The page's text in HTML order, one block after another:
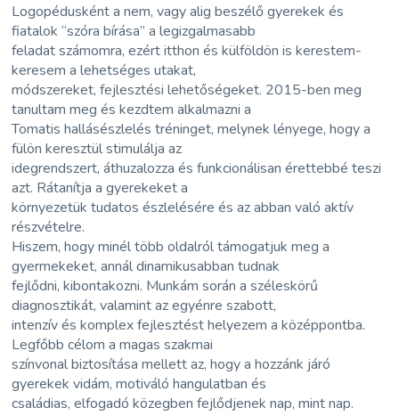
Logopédusként a nem, vagy alig beszélő gyerekek és
fiatalok “szóra bírása” a legizgalmasabb
feladat számomra, ezért itthon és külföldön is kerestem-
keresem a lehetséges utakat,
módszereket, fejlesztési lehetőségeket. 2015-ben meg
tanultam meg és kezdtem alkalmazni a
Tomatis hallásészlelés tréninget, melynek lényege, hogy a
fülön keresztül stimulálja az
idegrendszert, áthuzalozza és funkcionálisan érettebbé teszi
azt. Rátanítja a gyerekeket a
környezetük tudatos észlelésére és az abban való aktív
részvételre.
Hiszem, hogy minél több oldalról támogatjuk meg a
gyermekeket, annál dinamikusabban tudnak
fejlődni, kibontakozni. Munkám során a széleskörű
diagnosztikát, valamint az egyénre szabott,
intenzív és komplex fejlesztést helyezem a középpontba.
Legfőbb célom a magas szakmai
színvonal biztosítása mellett az, hogy a hozzánk járó
gyerekek vidám, motiváló hangulatban és
családias, elfogadó közegben fejlődjenek nap, mint nap.